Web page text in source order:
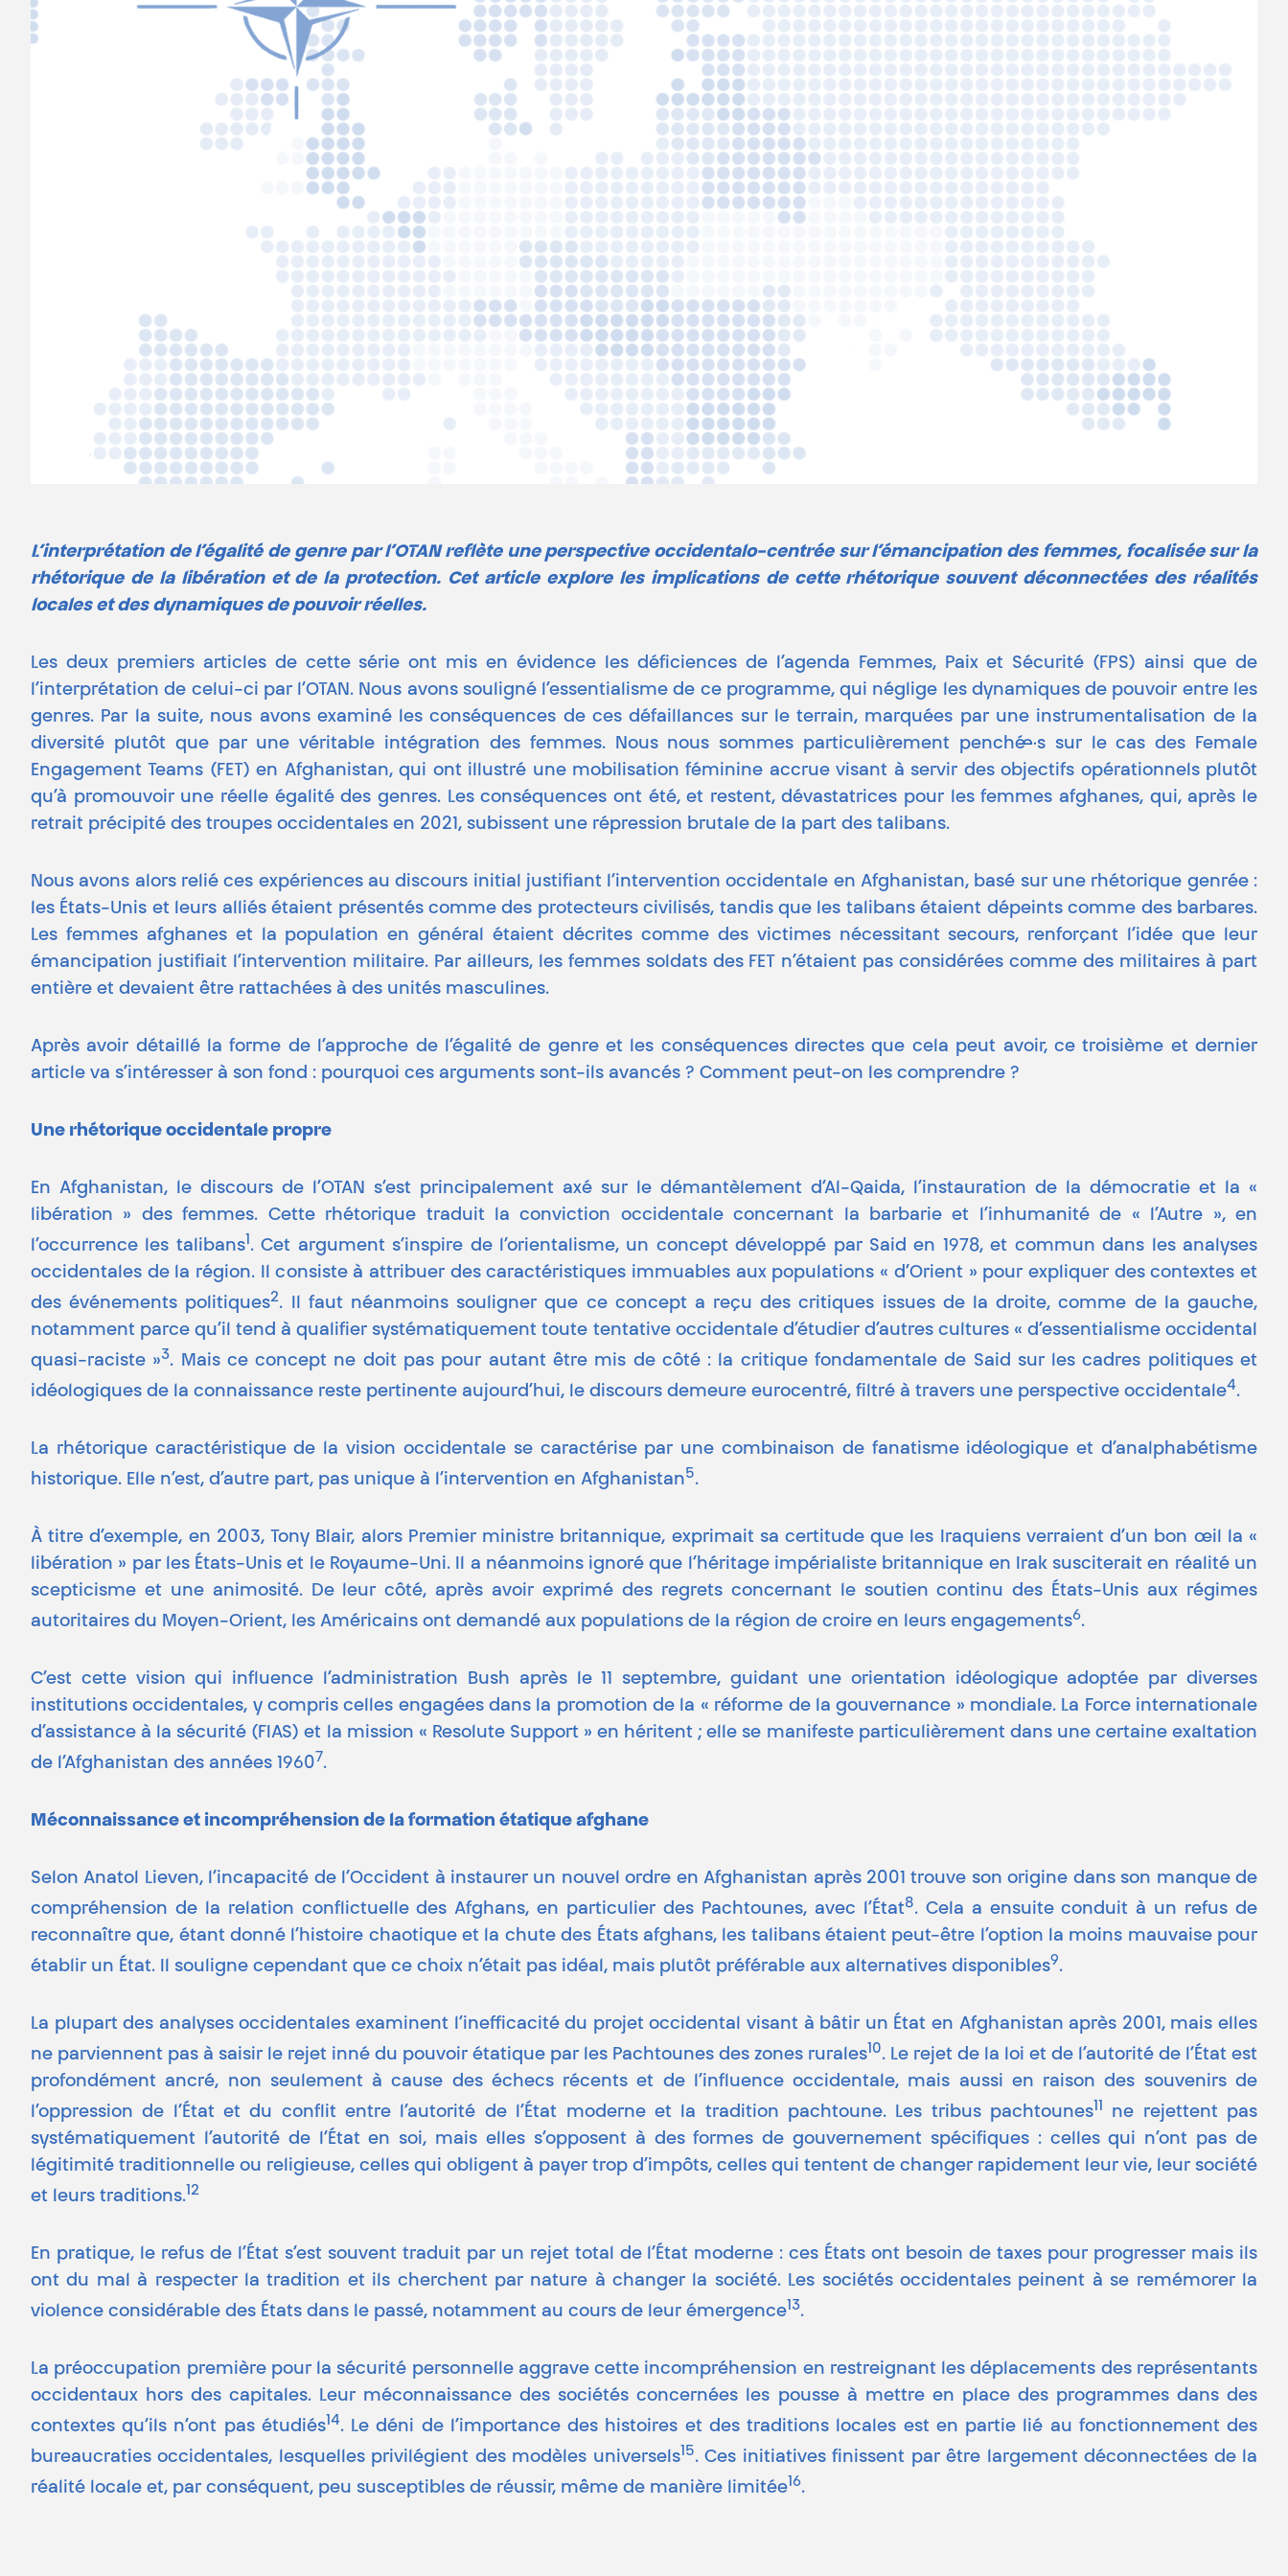
L’interprétation de l’égalité de genre par l’OTAN reflète une perspective occidentalo-centrée sur l’émancipation des femmes, focalisée sur la
rhétorique de la libération et de la protection. Cet article explore les implications de cette rhétorique souvent déconnectées des réalités
locales et des dynamiques de pouvoir réelles.
Les deux premiers articles de cette série ont mis en évidence les déficiences de l’agenda Femmes, Paix et Sécurité (FPS) ainsi que de
l’interprétation de celui-ci par l’OTAN. Nous avons souligné l’essentialisme de ce programme, qui néglige les dynamiques de pouvoir entre les
genres. Par la suite, nous avons examiné les conséquences de ces défaillances sur le terrain, marquées par une instrumentalisation de la
diversité plutôt que par une véritable intégration des femmes. Nous nous sommes particulièrement penché·e·s sur le cas des Female
Engagement Teams (FET) en Afghanistan, qui ont illustré une mobilisation féminine accrue visant à servir des objectifs opérationnels plutôt
qu’à promouvoir une réelle égalité des genres. Les conséquences ont été, et restent, dévastatrices pour les femmes afghanes, qui, après le
retrait précipité des troupes occidentales en 2021, subissent une répression brutale de la part des talibans.
Nous avons alors relié ces expériences au discours initial justifiant l’intervention occidentale en Afghanistan, basé sur une rhétorique genrée :
les États-Unis et leurs alliés étaient présentés comme des protecteurs civilisés, tandis que les talibans étaient dépeints comme des barbares.
Les femmes afghanes et la population en général étaient décrites comme des victimes nécessitant secours, renforçant l’idée que leur
émancipation justifiait l’intervention militaire. Par ailleurs, les femmes soldats des FET n’étaient pas considérées comme des militaires à part
entière et devaient être rattachées à des unités masculines.
Après avoir détaillé la forme de l’approche de l’égalité de genre et les conséquences directes que cela peut avoir, ce troisième et dernier
article va s’intéresser à son fond : pourquoi ces arguments sont-ils avancés ? Comment peut-on les comprendre ?
Une rhétorique occidentale propre
En Afghanistan, le discours de l’OTAN s’est principalement axé sur le démantèlement d’Al-Qaida, l’instauration de la démocratie et la «
libération » des femmes. Cette rhétorique traduit la conviction occidentale concernant la barbarie et l’inhumanité de « l’Autre », en
l’occurrence les talibans1. Cet argument s’inspire de l’orientalisme, un concept développé par Said en 1978, et commun dans les analyses
occidentales de la région. Il consiste à attribuer des caractéristiques immuables aux populations « d’Orient » pour expliquer des contextes et
des événements politiques2. Il faut néanmoins souligner que ce concept a reçu des critiques issues de la droite, comme de la gauche,
notamment parce qu’il tend à qualifier systématiquement toute tentative occidentale d’étudier d’autres cultures « d’essentialisme occidental
quasi-raciste »3. Mais ce concept ne doit pas pour autant être mis de côté : la critique fondamentale de Said sur les cadres politiques et
idéologiques de la connaissance reste pertinente aujourd’hui, le discours demeure eurocentré, filtré à travers une perspective occidentale4.
La rhétorique caractéristique de la vision occidentale se caractérise par une combinaison de fanatisme idéologique et d’analphabétisme
historique. Elle n’est, d’autre part, pas unique à l’intervention en Afghanistan5.
À titre d’exemple, en 2003, Tony Blair, alors Premier ministre britannique, exprimait sa certitude que les Iraquiens verraient d’un bon œil la «
libération » par les États-Unis et le Royaume-Uni. Il a néanmoins ignoré que l’héritage impérialiste britannique en Irak susciterait en réalité un
scepticisme et une animosité. De leur côté, après avoir exprimé des regrets concernant le soutien continu des États-Unis aux régimes
autoritaires du Moyen-Orient, les Américains ont demandé aux populations de la région de croire en leurs engagements6.
C’est cette vision qui influence l’administration Bush après le 11 septembre, guidant une orientation idéologique adoptée par diverses
institutions occidentales, y compris celles engagées dans la promotion de la « réforme de la gouvernance » mondiale. La Force internationale
d’assistance à la sécurité (FIAS) et la mission « Resolute Support » en héritent ; elle se manifeste particulièrement dans une certaine exaltation
de l’Afghanistan des années 1960 7.
Méconnaissance et incompréhension de la formation étatique afghane
Selon Anatol Lieven, l’incapacité de l’Occident à instaurer un nouvel ordre en Afghanistan après 2001 trouve son origine dans son manque de
compréhension de la relation conflictuelle des Afghans, en particulier des Pachtounes, avec l’État8. Cela a ensuite conduit à un refus de
reconnaître que, étant donné l’histoire chaotique et la chute des États afghans, les talibans étaient peut-être l’option la moins mauvaise pour
établir un État. Il souligne cependant que ce choix n’était pas idéal, mais plutôt préférable aux alternatives disponibles9.
La plupart des analyses occidentales examinent l’inefficacité du projet occidental visant à bâtir un État en Afghanistan après 2001, mais elles
ne parviennent pas à saisir le rejet inné du pouvoir étatique par les Pachtounes des zones rurales10. Le rejet de la loi et de l’autorité de l’État est
profondément ancré, non seulement à cause des échecs récents et de l’influence occidentale, mais aussi en raison des souvenirs de
l’oppression de l’État et du conflit entre l’autorité de l’État moderne et la tradition pachtoune. Les tribus pachtounes11
ne rejettent pas
systématiquement l’autorité de l’État en soi, mais elles s’opposent à des formes de gouvernement spécifiques : celles qui n’ont pas de
légitimité traditionnelle ou religieuse, celles qui obligent à payer trop d’impôts, celles qui tentent de changer rapidement leur vie, leur société
et leurs traditions.12
En pratique, le refus de l’État s’est souvent traduit par un rejet total de l’État moderne : ces États ont besoin de taxes pour progresser mais ils
ont du mal à respecter la tradition et ils cherchent par nature à changer la société. Les sociétés occidentales peinent à se remémorer la
violence considérable des États dans le passé, notamment au cours de leur émergence13.
La préoccupation première pour la sécurité personnelle aggrave cette incompréhension en restreignant les déplacements des représentants
occidentaux hors des capitales. Leur méconnaissance des sociétés concernées les pousse à mettre en place des programmes dans des
contextes qu’ils n’ont pas étudiés14. Le déni de l’importance des histoires et des traditions locales est en partie lié au fonctionnement des
bureaucraties occidentales, lesquelles privilégient des modèles universels15. Ces initiatives finissent par être largement déconnectées de la
réalité locale et, par conséquent, peu susceptibles de réussir, même de manière limitée16.